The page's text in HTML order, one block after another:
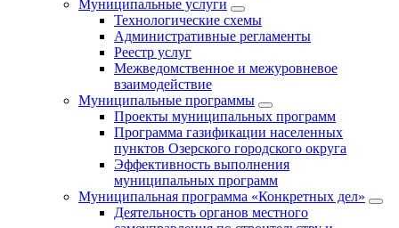
Муниципальные услуги
Технологические схемы
Административные регламенты
Реестр услуг
Межведомственное и межуровневое
взаимодействие
Муниципальные программы
Проекты муниципальных программ
Программа газификации населенных
пунктов Озерского городского округа
Эффективность выполнения
муниципальных программ
Муниципальная программа «Конкретных дел»
Деятельность органов местного